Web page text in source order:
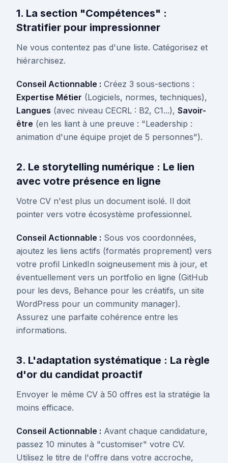
1. La section "Compétences" :
Stratifier pour impressionner
Ne vous contentez pas d'une liste. Catégorisez et
hiérarchisez.
Conseil Actionnable : Créez 3 sous-sections :
Expertise Métier (Logiciels, normes, techniques),
Langues (avec niveau CECRL : B2, C1...), Savoir-
être (en les liant à une preuve : "Leadership :
animation d'une équipe projet de 5 personnes").
2. Le storytelling numérique : Le lien
avec votre présence en ligne
Votre CV n'est plus un document isolé. Il doit
pointer vers votre écosystème professionnel.
Conseil Actionnable : Sous vos coordonnées,
ajoutez les liens actifs (formatés proprement) vers
votre profil LinkedIn soigneusement mis à jour, et
éventuellement vers un portfolio en ligne (GitHub
pour les devs, Behance pour les créatifs, un site
WordPress pour un community manager).
Assurez une parfaite cohérence entre les
informations.
3. L'adaptation systématique : La règle
d'or du candidat proactif
Envoyer le même CV à 50 offres est la stratégie la
moins efficace.
Conseil Actionnable : Avant chaque candidature,
passez 10 minutes à "customiser" votre CV.
Utilisez le titre de l'offre dans votre accroche,